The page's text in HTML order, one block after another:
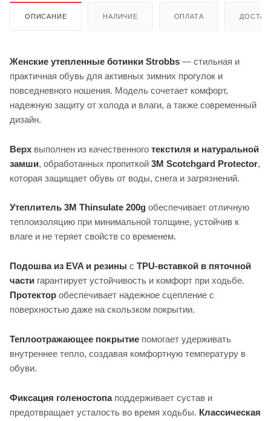
ОПИСАНИЕ НАЛИЧИЕ ОПЛАТА
Женские утепленные ботинки Strobbs — стильная и
практичная обувь для активных зимних прогулок и
повседневного ношения. Модель сочетает комфорт,
надежную защиту от холода и влаги, а также современный
дизайн.
Верх выполнен из качественного текстиля и натуральной
замши, обработанных пропиткой 3M Scotchgard Protector,
которая защищает обувь от воды, снега и загрязнений.
Утеплитель 3M Thinsulate 200g обеспечивает отличную
теплоизоляцию при минимальной толщине, устойчив к
влаге и не теряет свойств со временем.
Подошва из EVA и резины с TPU-вставкой в пяточной
части гарантирует устойчивость и комфорт при ходьбе.
Протектор обеспечивает надежное сцепление с
поверхностью даже на скользком покрытии.
Теплоотражающее покрытие помогает удерживать
внутреннее тепло, создавая комфортную температуру в
обуви.
Фиксация голеностопаподдерживает сустав и
предотвращает усталость во время ходьбы. Классическая